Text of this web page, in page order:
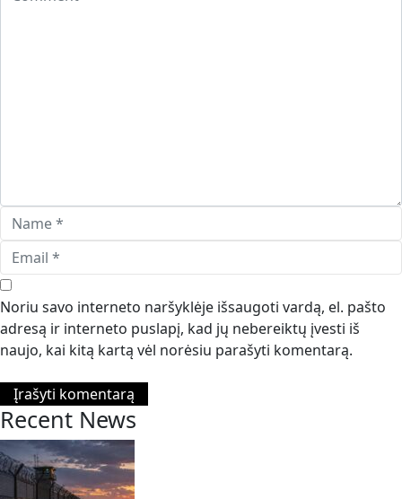
Noriu savo interneto naršyklėje išsaugoti vardą, el. pašto
adresą ir interneto puslapį, kad jų nebereiktų įvesti iš
naujo, kai kitą kartą vėl norėsiu parašyti komentarą.
Recent News